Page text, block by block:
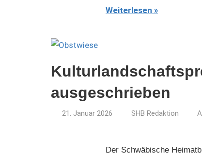
Weiterlesen
ausgeschrieben
21. Januar 2026 SHB Redaktion
Der Schwäbische